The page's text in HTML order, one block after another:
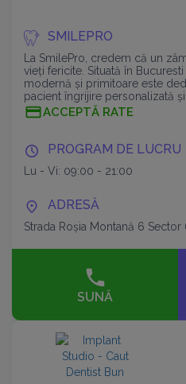
SMILEPRO
La SmilePro, credem că un
vieți fericite. Situată în
modernă și primitoare este
pacient îngrijire personalizată
ACCEPTĂ RATE
PROGRAM DE LUCRU
Lu - Vi: 09:00 - 21:00
ADRESĂ
Strada Roșia Montană 6 Sector
SUNĂ